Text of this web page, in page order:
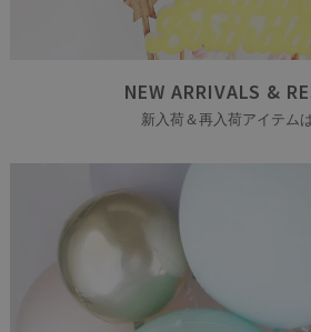
NEW ARRIVALS &
新入荷＆再入荷アイテム